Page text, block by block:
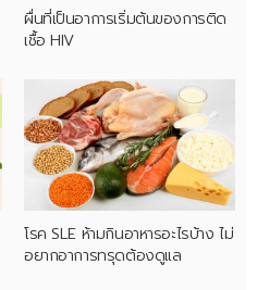
ผื่นที่เป็นอาการเริ่มต้นของการติด
เชื้อ HIV
โรค SLE ห้ามกินอาหารอะไรบ้าง ไม่
อยากอาการทรุดต้องดูแล